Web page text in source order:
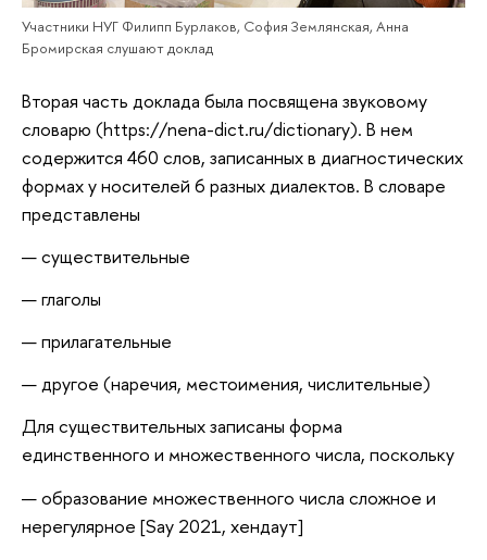
Участники НУГ Филипп Бурлаков, София Землянская, Анна
Бромирская слушают доклад
Вторая часть доклада была посвящена звуковому
словарю (https://nena-dict.ru/dictionary). В нем
содержится 460 слов, записанных в диагностических
формах у носителей 6 разных диалектов. В словаре
представлены
существительные
глаголы
прилагательные
другое (наречия, местоимения, числительные)
Для существительных записаны форма
единственного и множественного числа, поскольку
образование множественного числа сложное и
нерегулярное [Say 2021, хендаут]